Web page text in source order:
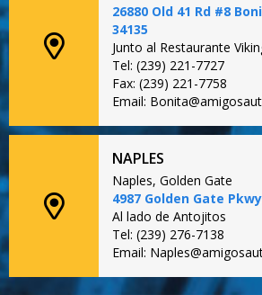
26880 Old 41 Rd #8
34135
Junto al Restaurante
Tel: (239) 221-7727
Fax: (239) 221-7758
Email:
NAPLES
Naples, Golden Gate
4987 Golden Gate
Al lado de Antojitos
Tel: (239) 276-7138
Email: